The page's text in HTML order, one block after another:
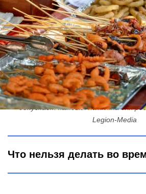
Какие ошибки могут привести к
допускает каждый: памятка для
Legion-Media
Что нельзя делать во